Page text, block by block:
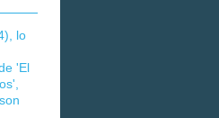
lo
'El